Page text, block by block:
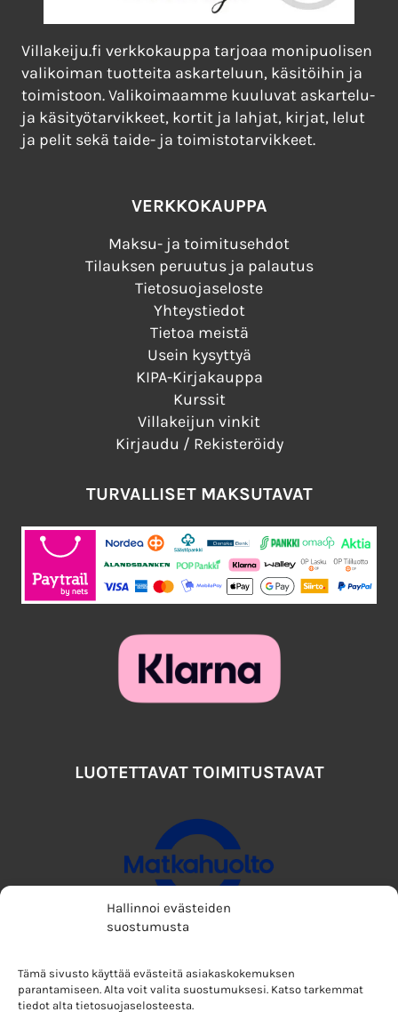
Hallinnoi evästeiden
suostumusta
Tämä sivusto käyttää evästeitä asiakaskokemuksen
parantamiseen. Alta voit valita suostumuksesi. Katso tarkemmat
tiedot alta tietosuojaselosteesta.
Villakeiju.fi verkkokauppa tarjoaa monipuolisen
valikoiman tuotteita askarteluun, käsitöihin ja
toimistoon. Valikoimaamme kuuluvat askartelu-
ja käsityötarvikkeet, kortit ja lahjat, kirjat, lelut
ja pelit sekä taide- ja toimistotarvikkeet.
VERKKOKAUPPA
Maksu- ja toimitusehdot
Tilauksen peruutus ja palautus
Tietosuojaseloste
Yhteystiedot
Tietoa meistä
Usein kysyttyä
KIPA-Kirjakauppa
Kurssit
Villakeijun vinkit
Kirjaudu / Rekisteröidy
TURVALLISET MAKSUTAVAT
LUOTETTAVAT TOIMITUSTAVAT